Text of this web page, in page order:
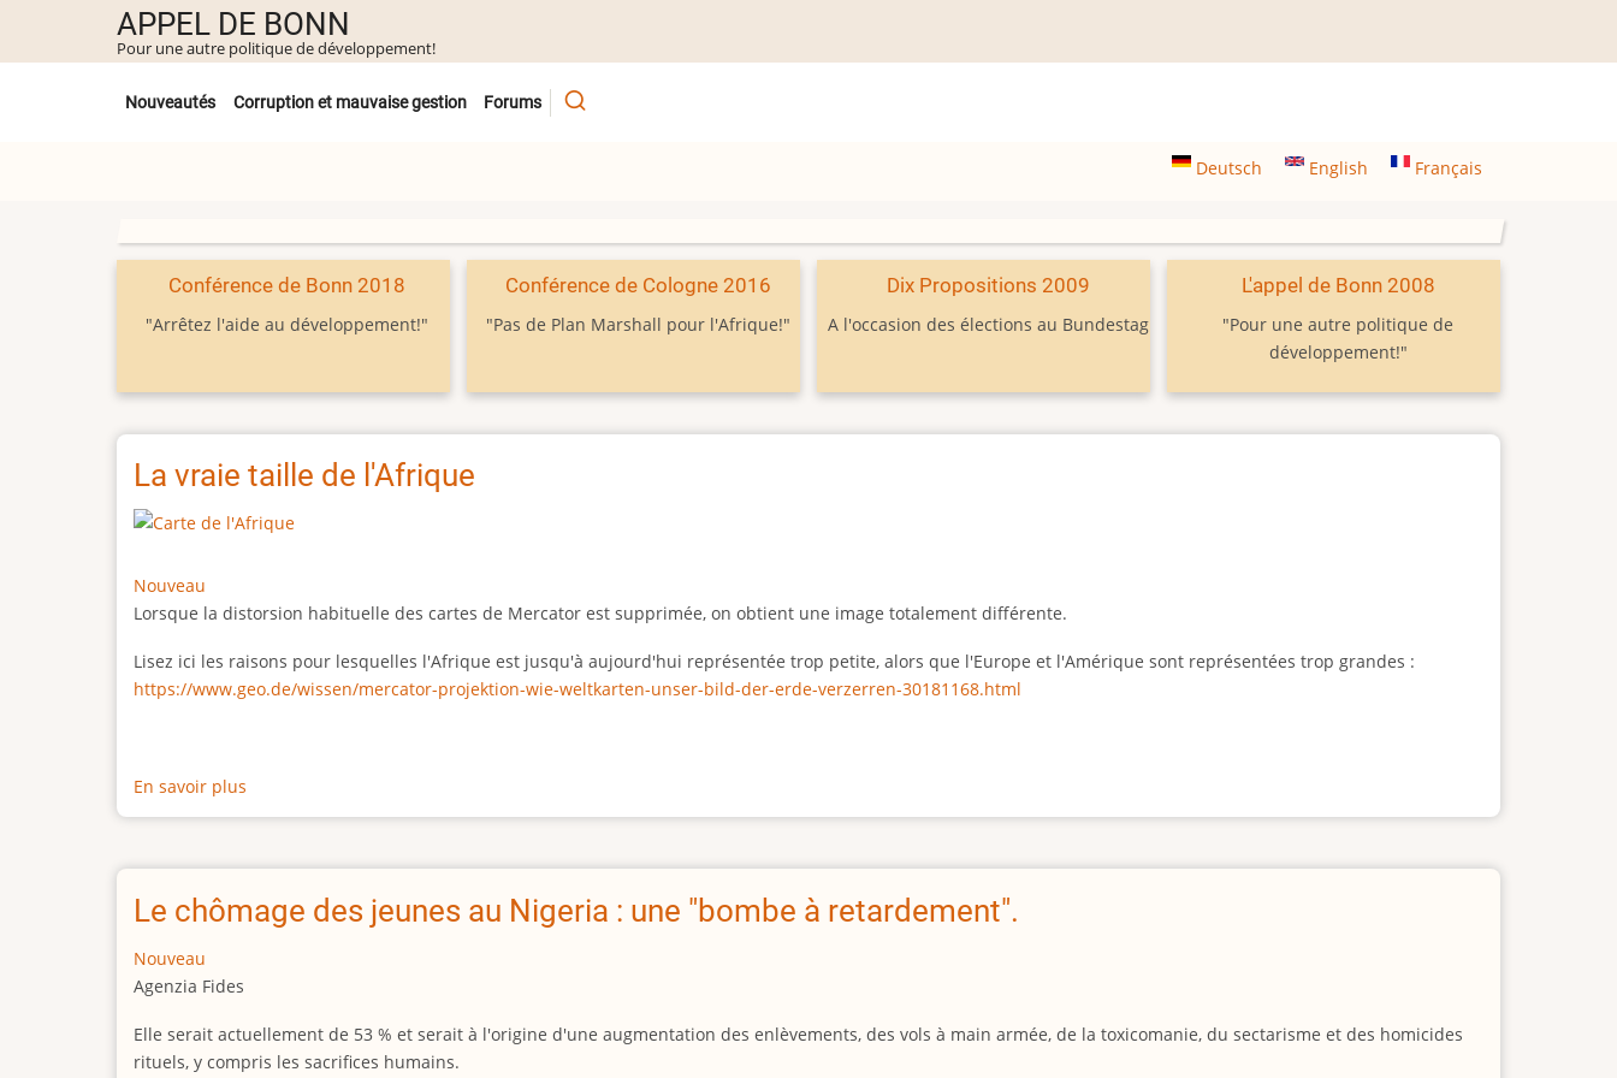
contenu
APPEL DE BONN
Pour une autre politique de développement!
Untermenü
Nouveautés Corruption et mauvaise gestion Forums
Deutsch English Français
Conférence de Bonn 2018
"Arrêtez l'aide au développement!"
Conférence de Cologne 2016
"Pas de Plan Marshall pour l'Afrique!"
Dix Propositions 2009
A l'occasion des élections au Bundestag
L'appel de Bonn 2008
"Pour une autre politique de
développement!"
La vraie taille de l'Afrique
Nouveau
Lorsque la distorsion habituelle des cartes de Mercator est supprimée, on obtient une image totalement différente.
Lisez ici les raisons pour lesquelles l'Afrique est jusqu'à aujourd'hui représentée trop petite, alors que l'Europe et l'Amérique sont représentées trop grandes :
https://www.geo.de/wissen/mercator-projektion-wie-weltkarten-unser-bild-der-erde-verzerren-30181168.html
En savoir plus
La
taille
l'Afrique
Le chômage des jeunes au Nigeria : une "bombe à retardement".
Nouveau
Agenzia Fides
Elle serait actuellement de 53 % et serait à l'origine d'une augmentation des enlèvements, des vols à main armée, de la toxicomanie, du sectarisme et des homicides
rituels, y compris les sacrifices humains.